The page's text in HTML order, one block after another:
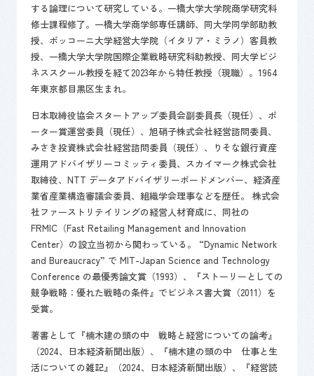
する論理について研究している。一橋大学大学院商学研究科
修士課程修了。一橋大学商学部専任講師、同大学同学部助教
授、ボッコーニ大学経営大学院（イタリア・ミラノ）客員教
授、一橋大学大学院国際企業戦略研究科助教授、同大学ビジ
ネススクール教授を経て2023年から特任教授（現職）。1964
年東京都目黒区生まれ。
日本取締役協会スタートアップ委員会副委員長（現任）、ポ
ーター賞運営委員（現任）、旭硝子株式会社経営諮問委員、
みさき投資株式会社経営諮問委員（現任）、りそな銀行資産
運用アドバイザリーコミッティ委員、スカイマーク株式会社
取締役、NTT データアドバイザリーボードメンバー、経済産
業省産業構造審議会委員、組織学会理事などを歴任。 株式会
社ファーストリテイリングの経営人材育成に、同社の
FRMIC（Fast Retailing Management and Innovation
Center）の設立当初から関わっている。 “Dynamic Network
and Bureaucracy” で MIT-Japan Science and Technology
Conference の最優秀論文賞（1993）、『ストーリーとしての
競争戦略：優れた戦略の条件』でビジネス書大賞（2011）を
受賞。
著書として『楠木建の頭の中 戦略と経営についての論考』
（2024、日本経済新聞出版）、『楠木建の頭の中 仕事と生
活についての雑記』（2024、日本経済新聞出版）、『経営読